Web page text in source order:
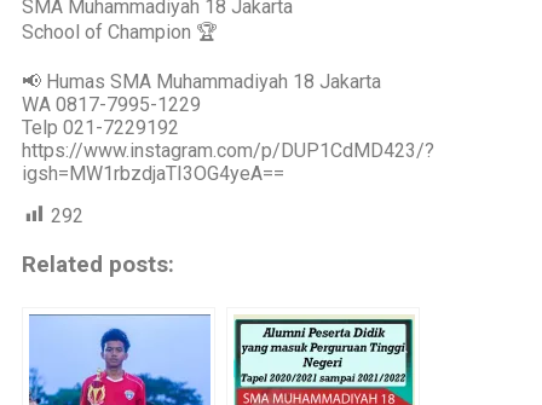
SMA Muhammadiyah 18 Jakarta
School of Champion 🏆
📢 Humas SMA Muhammadiyah 18 Jakarta
WA 0817-7995-1229
Telp 021-7229192
https://www.instagram.com/p/DUP1CdMD423/?
igsh=MW1rbzdjaTI3OG4yeA==
292
Related posts: